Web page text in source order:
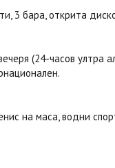
3 бара, открита
(24-часов ултра
на маса, водни